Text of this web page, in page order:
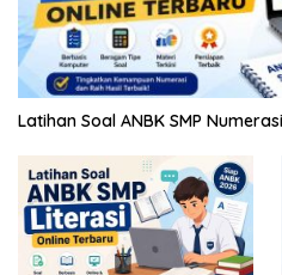
Latihan Soal ANBK SMP